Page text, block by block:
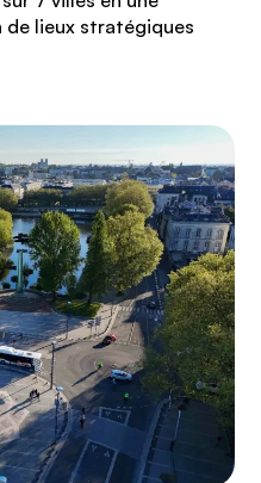
de lieux stratégiques